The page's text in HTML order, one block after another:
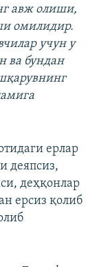
авж олиши,
омилидир.
учун у
ва бундан
ерлар
деяпсиз,
деҳқонлар
ерсиз қолиб